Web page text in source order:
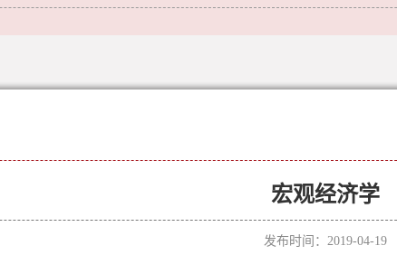
宏观经济学
发布时间：2019-04-19